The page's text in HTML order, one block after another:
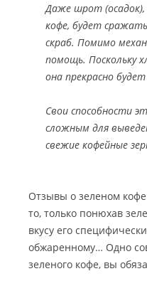
Даже шрот (осадок),
кофе, будет
скраб. Помимо
помощь. Поскольку
она прекрасно
Свои способности
сложным для
свежие кофейные
Отзывы о зеленом
то, только понюхав
вкусу его
обжаренному… Одно
зеленого кофе, вы